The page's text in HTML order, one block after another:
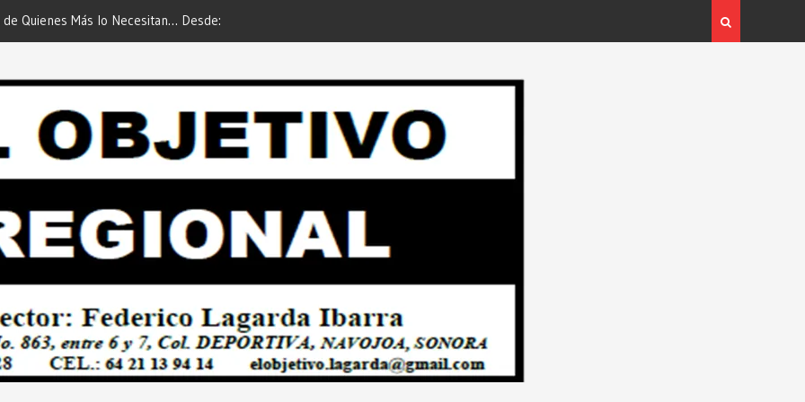
Más lo Necesitan… Desde:
Es María Rosario Esquer la Afortunada Ganadora del
AUTOMÓVIL DODGE ATTITUDE de “GANA CON TU
Regional”.
Respalda Sector Empresarial Plan Integral para
Pavimentar Navojoa… Desde: Redacción “El